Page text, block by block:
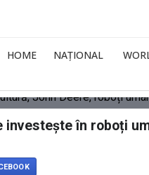
HOME NAȚIONAL
investește în roboți